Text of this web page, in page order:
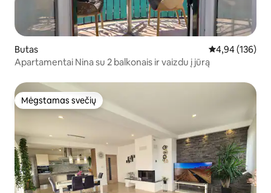
Butas Vidutinis
4,94 (136)
Apartamentai Nina su 2 balkonais ir vaizdu į jūrą
Mėgstamas svečių
Mėgstamas svečių